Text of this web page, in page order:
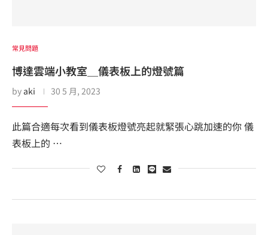
常見問題
博達雲端小教室＿儀表板上的燈號篇
by aki 30 5 月, 2023
此篇合適每次看到儀表板燈號亮起就緊張心跳加速的你 儀
表板上的 …